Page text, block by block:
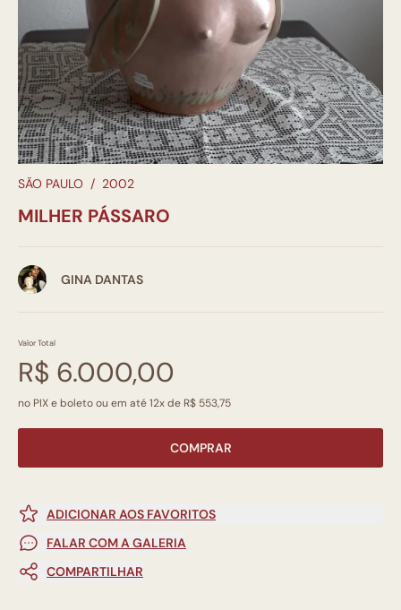
SÃO PAULO / 2002
MILHER PÁSSARO
GINA DANTAS
Valor Total
R$ 6.000,00
no PIX e boleto ou em até 12x de R$ 553,75
COMPRAR
ADICIONAR AOS FAVORITOS
FALAR COM A GALERIA
COMPARTILHAR